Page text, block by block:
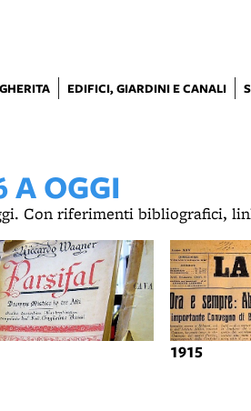
EDIFICI, GIARDINI E CANALI
A OGGI
Con riferimenti bibliografici,
1915